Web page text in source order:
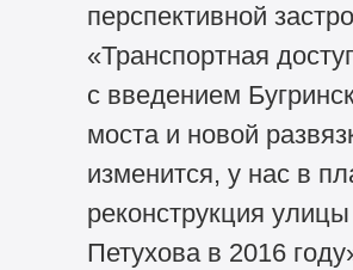
перспективной
«Транспортная
с введением
моста и новой
изменится, у нас в
реконструкция улицы
Петухова в 2016